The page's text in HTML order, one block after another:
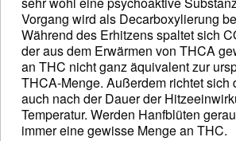
Vorgang wird als Decarboxylierung
Während des Erhitzens spaltet sich
der aus dem Erwärmen von THCA
an THC nicht ganz äquivalent zur
THCA-Menge. Außerdem richtet sich
auch nach der Dauer der
Temperatur. Werden Hanfblüten
immer eine gewisse Menge an THC.